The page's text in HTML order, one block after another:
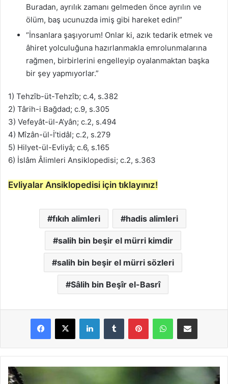
Buradan, ayrılık zamanı gelmeden önce ayrılın ve
ölüm, baş ucunuzda imiş gibi hareket edin!”
“İnsanlara şaşıyorum! Onlar ki, azık tedarik etmek ve
âhiret yolculuğuna hazırlanmakla emrolunmalarına
rağmen, birbirlerini engelleyip oyalanmaktan başka
bir şey yapmıyorlar.”
1) Tehzîb-üt-Tehzîb; c.4, s.382
2) Târih-i Bağdad; c.9, s.305
3) Vefeyât-ül-A’yân; c.2, s.494
4) Mîzân-ül-İ’tidâl; c.2, s.279
5) Hilyet-ül-Evliyâ; c.6, s.165
6) İslâm Âlimleri Ansiklopedisi; c.2, s.363
Evliyalar Ansiklopedisi için tıklayınız!
fıkıh alimleri hadis alimleri
salih bin beşir el mürri kimdir
salih bin beşir el mürri sözleri
Sâlih bin Beşîr el-Basrî
S